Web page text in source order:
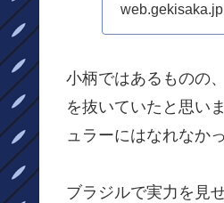
web.gekisaka.jp
小柄ではあるものの
を抜いていたと思い
ュラーにはなれなか
ブラジルで実力を見